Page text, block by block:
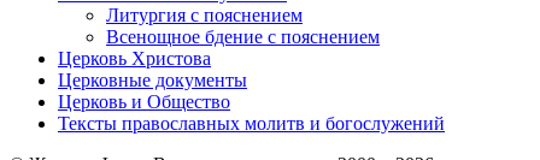
Литургия с пояснением
Всенощное бдение с пояснением
Церковь Христова
Церковные документы
Церковь и Общество
Тексты православных молитв и богослужений